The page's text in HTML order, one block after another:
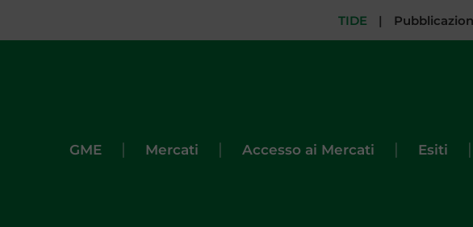
TIDE |
GME | Mercati | Accesso ai Mercati | Esiti |